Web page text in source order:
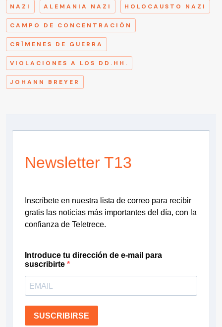
NAZI ALEMANIA NAZI HOLOCAUSTO NAZI
CAMPO DE CONCENTRACIÓN
CRÍMENES DE GUERRA
VIOLACIONES A LOS DD.HH.
JOHANN BREYER
Newsletter T13
Inscríbete en nuestra lista de correo para recibir
gratis las noticias más importantes del día, con la
confianza de Teletrece.
Introduce tu dirección de e-mail para
suscribirte
SUSCRIBIRSE